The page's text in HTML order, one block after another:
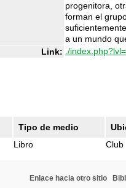
progenitora,
forman el
a un mundo
Link: ./
Tipo de medio
Libro Club
Enlace hacia otro sitio